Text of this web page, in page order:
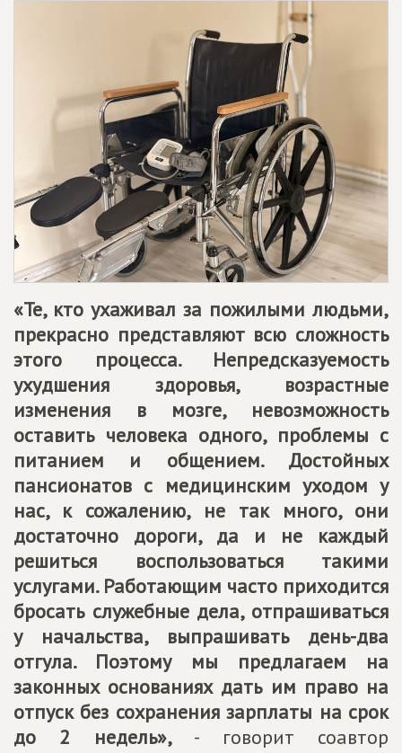
«Те, кто ухаживал за пожилыми людьми,
прекрасно представляют всю сложность
этого процесса. Непредсказуемость
ухудшения здоровья, возрастные
изменения в мозге, невозможность
оставить человека одного, проблемы с
питанием и общением. Достойных
пансионатов с медицинским уходом у
нас, к сожалению, не так много, они
достаточно дороги, да и не каждый
решиться воспользоваться такими
услугами. Работающим часто приходится
бросать служебные дела, отпрашиваться
у начальства, выпрашивать день-два
отгула. Поэтому мы предлагаем на
законных основаниях дать им право на
отпуск без сохранения зарплаты на срок
до 2 недель»,- говорит соавтор